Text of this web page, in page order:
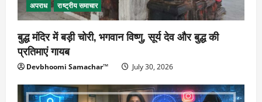
अपराध राष्ट्रीय समाचार
बुद्ध मंदिर में बड़ी चोरी, भगवान विष्णु, सूर्य देव और बुद्ध की
प्रतिमाएं गायब
Devbhoomi Samachar™ July 30, 2026